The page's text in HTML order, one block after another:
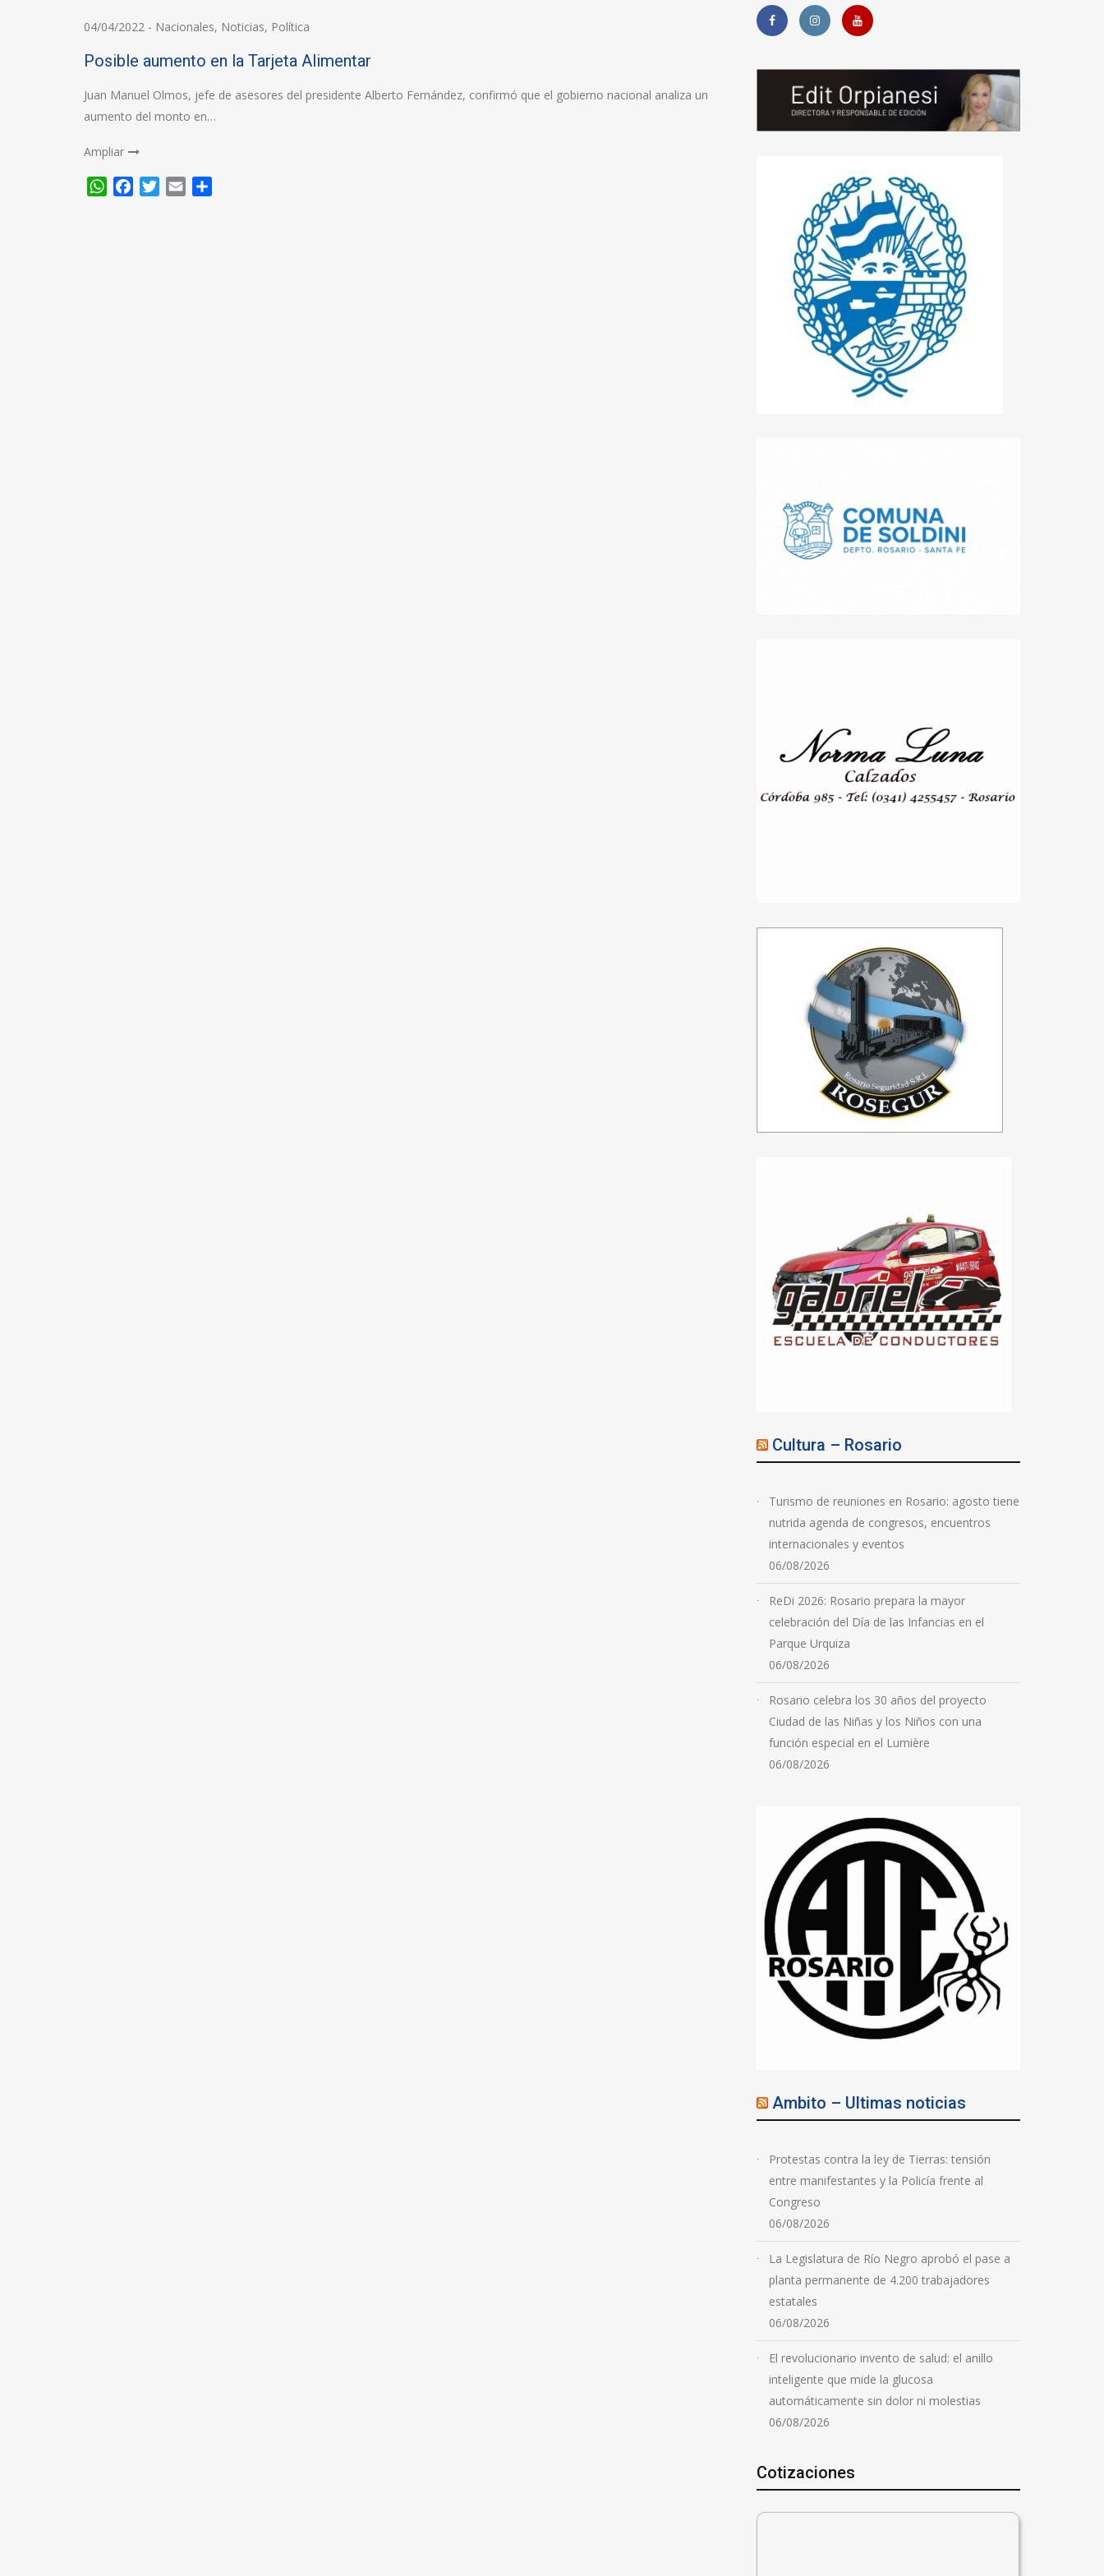
04/04/2022 - Nacionales, Noticias, Política
Posible aumento en la Tarjeta Alimentar
Juan Manuel Olmos, jefe de asesores del presidente Alberto Fernández, confirmó que el gobierno nacional analiza un
aumento del monto en…
Ampliar
WhatsApp
FacebookTwitter
Email
Cultura – Rosario
Turismo de reuniones en Rosario: agosto tiene
nutrida agenda de congresos, encuentros
internacionales y eventos
06/08/2026
ReDi 2026: Rosario prepara la mayor
celebración del Día de las Infancias en el
Parque Urquiza
06/08/2026
Rosario celebra los 30 años del proyecto
Ciudad de las Niñas y los Niños con una
función especial en el Lumière
06/08/2026
Ambito – Ultimas noticias
Protestas contra la ley de Tierras: tensión
entre manifestantes y la Policía frente al
Congreso
06/08/2026
La Legislatura de Río Negro aprobó el pase a
planta permanente de 4.200 trabajadores
estatales
06/08/2026
El revolucionario invento de salud: el anillo
inteligente que mide la glucosa
automáticamente sin dolor ni molestias
06/08/2026
Cotizaciones